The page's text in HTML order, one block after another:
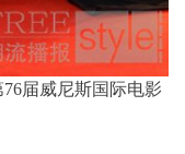
届威尼斯国际电影